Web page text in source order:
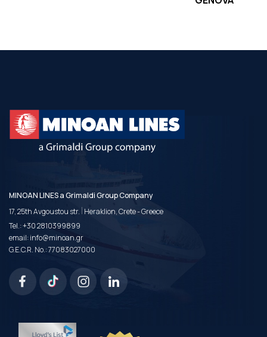
MINOAN LINES a Grimaldi Group Company
17, 25th Avgoustou str. | Heraklion, Crete - Greece
Tel.:+30 2810399899
email:info@minoan.gr
G.E.C.R. No.: 77083027000